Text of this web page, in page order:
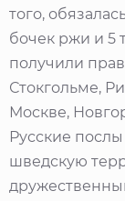
того,
бочек ржи и 5
получили
Стокгольме,
Москве,
Русские
шведскую